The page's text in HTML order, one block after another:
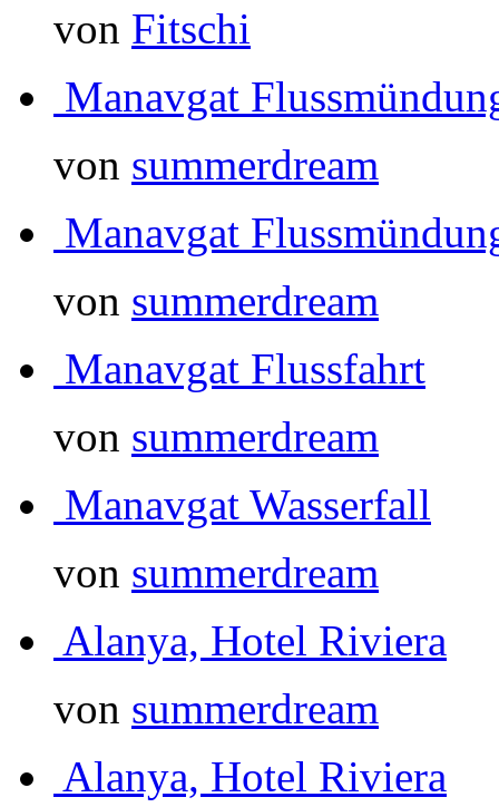
von Fitschi
Manavgat
von summerdream
Manavgat
von summerdream
Manavgat Flussfahrt
von summerdream
Manavgat Wasserfall
von summerdream
Alanya, Hotel Riviera
von summerdream
Alanya, Hotel Riviera